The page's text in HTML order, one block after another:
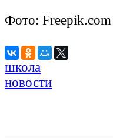
Фото: Freepik.com
школа
новости